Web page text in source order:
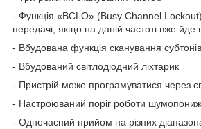
- Функція «BCLO» (Busy Channel
передачі, якщо на даній частоті вже йде
- Вбудована функція сканування
- Вбудований світлодіодний ліхтарик
- Пристрій може програмуватися через
- Настроюваний поріг роботи
- Одночасний прийом на різних